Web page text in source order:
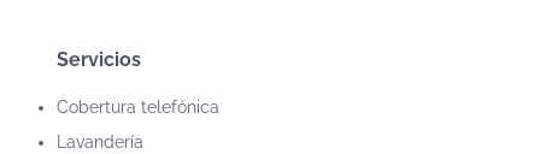
Servicios
Cobertura telefónica
Lavandería